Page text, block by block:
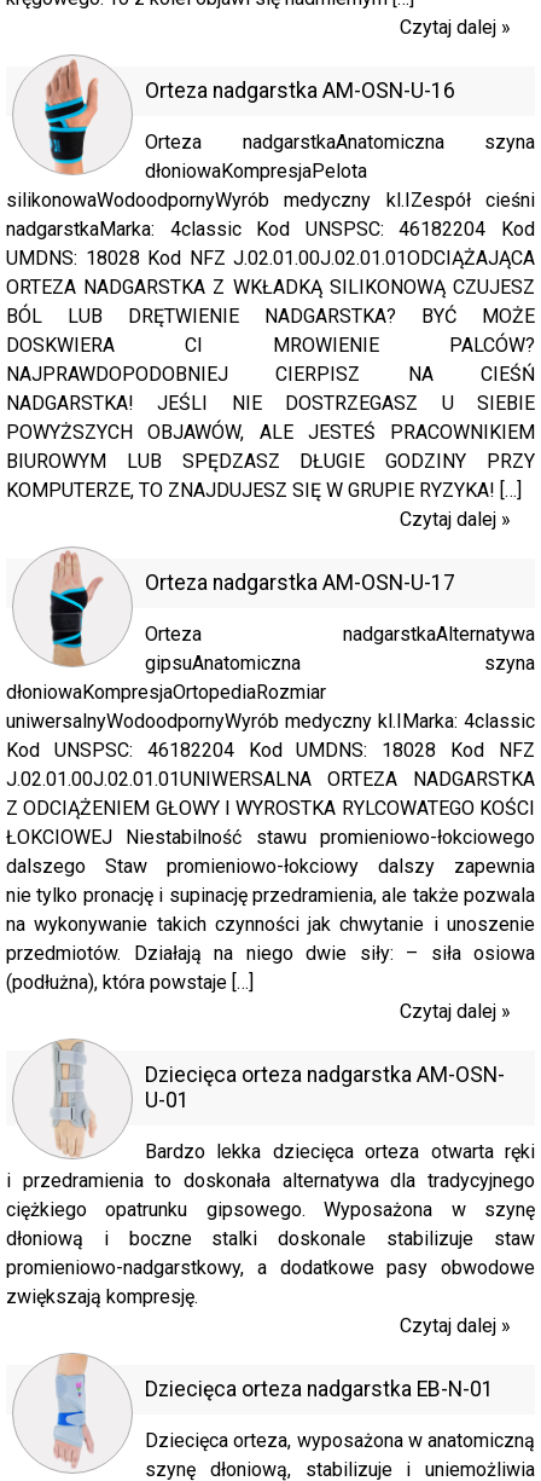
Czytaj dalej »
Orteza nadgarstka AM-OSN-U-16
Orteza nadgarstkaAnatomiczna szyna
dłoniowaKompresjaPelota
silikonowaWodoodpornyWyrób medyczny kl.IZespół cieśni
nadgarstkaMarka: 4classic Kod UNSPSC: 46182204 Kod
UMDNS: 18028 Kod NFZ J.02.01.00J.02.01.01ODCIĄŻAJĄCA
ORTEZA NADGARSTKA Z WKŁADKĄ SILIKONOWĄ CZUJESZ
BÓL LUB DRĘTWIENIE NADGARSTKA? BYĆ MOŻE
DOSKWIERA CI MROWIENIE PALCÓW?
NAJPRAWDOPODOBNIEJ CIERPISZ NA CIEŚŃ
NADGARSTKA! JEŚLI NIE DOSTRZEGASZ U SIEBIE
POWYŻSZYCH OBJAWÓW, ALE JESTEŚ PRACOWNIKIEM
BIUROWYM LUB SPĘDZASZ DŁUGIE GODZINY PRZY
KOMPUTERZE, TO ZNAJDUJESZ SIĘ W GRUPIE RYZYKA! […]
Czytaj dalej »
Orteza nadgarstka AM-OSN-U-17
Orteza nadgarstkaAlternatywa
gipsuAnatomiczna szyna
dłoniowaKompresjaOrtopediaRozmiar
uniwersalnyWodoodpornyWyrób medyczny kl.IMarka: 4classic
Kod UNSPSC: 46182204 Kod UMDNS: 18028 Kod NFZ
J.02.01.00J.02.01.01UNIWERSALNA ORTEZA NADGARSTKA
Z ODCIĄŻENIEM GŁOWY I WYROSTKA RYLCOWATEGO KOŚCI
ŁOKCIOWEJ Niestabilność stawu promieniowo-łokciowego
dalszego Staw promieniowo-łokciowy dalszy zapewnia
nie tylko pronację i supinację przedramienia, ale także pozwala
na wykonywanie takich czynności jak chwytanie i unoszenie
przedmiotów. Działają na niego dwie siły: – siła osiowa
(podłużna), która powstaje […]
Czytaj dalej »
Dziecięca orteza nadgarstka AM-OSN-
U-01
Bardzo lekka dziecięca orteza otwarta ręki
i przedramienia to doskonała alternatywa dla tradycyjnego
ciężkiego opatrunku gipsowego. Wyposażona w szynę
dłoniową i boczne stalki doskonale stabilizuje staw
promieniowo-nadgarstkowy, a dodatkowe pasy obwodowe
zwiększają kompresję.
Czytaj dalej »
Dziecięca orteza nadgarstka EB-N-01
Dziecięca orteza, wyposażona w anatomiczną
szynę dłoniową, stabilizuje i uniemożliwia